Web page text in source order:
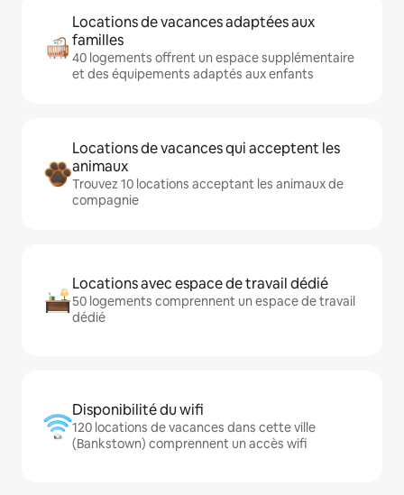
Locations de vacances adaptées aux
familles
40 logements offrent un espace supplémentaire
et des équipements adaptés aux enfants
Locations de vacances qui acceptent les
animaux
Trouvez 10 locations acceptant les animaux de
compagnie
Locations avec espace de travail dédié
50 logements comprennent un espace de travail
dédié
Disponibilité du wifi
120 locations de vacances dans cette ville
(Bankstown) comprennent un accès wifi